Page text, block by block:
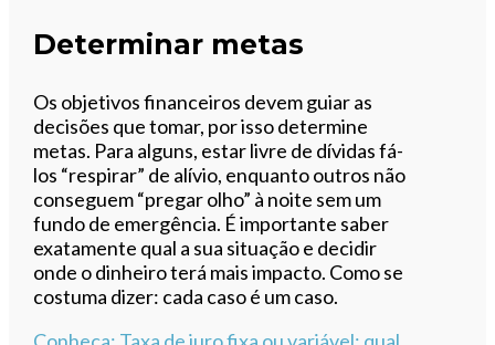
Determinar metas
Os objetivos financeiros devem guiar as
decisões que tomar, por isso determine
metas. Para alguns, estar livre de dívidas fá-
los “respirar” de alívio, enquanto outros não
conseguem “pregar olho” à noite sem um
fundo de emergência. É importante saber
exatamente qual a sua situação e decidir
onde o dinheiro terá mais impacto. Como se
costuma dizer: cada caso é um caso.